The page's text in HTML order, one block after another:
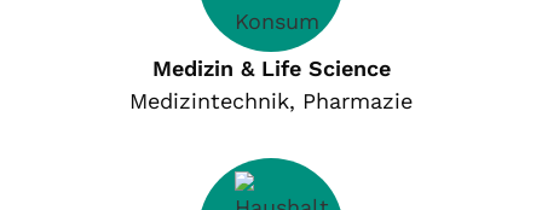
Medizin & Life Science
Medizintechnik, Pharmazie